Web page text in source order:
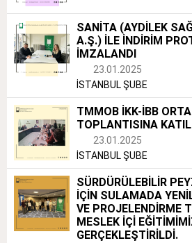
SANİTA (AYDİLEK
A.Ş.) İLE İNDİRİM
İMZALANDI
23.01.2025
İSTANBUL ŞUBE
TMMOB İKK-İBB
TOPLANTISINA
23.01.2025
İSTANBUL ŞUBE
SÜRDÜRÜLEBİLİR
İÇİN SULAMADA
VE PROJELENDİRME
MESLEK İÇİ
GERÇEKLEŞTİRİLDİ.